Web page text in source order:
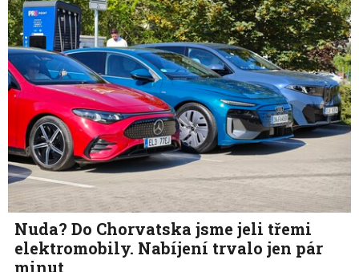
Nuda? Do Chorvatska jsme jeli třemi
elektromobily. Nabíjení trvalo jen pár
minut